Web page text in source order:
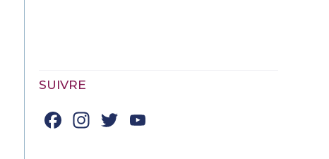
SUIVRE
Facebook
Instagram
Twitter